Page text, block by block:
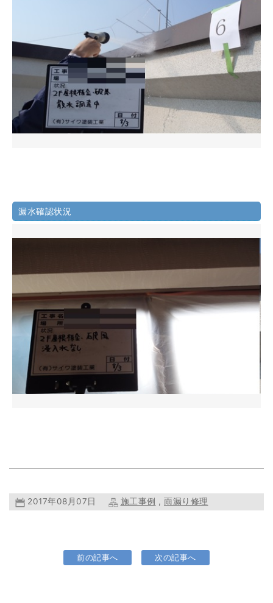
漏水確認状況
2017年08月07日 施工事例 , 雨漏り修理
前の記事へ 次の記事へ